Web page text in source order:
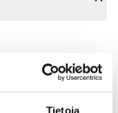
Tietoja